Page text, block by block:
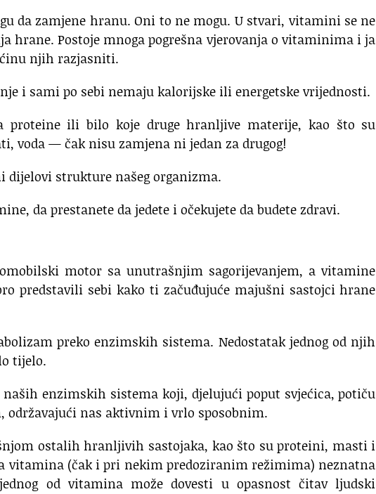
da zamjene hranu. Oni to ne mogu. U stvari, vitamini se ne
hrane. Postoje mnoga pogrešna vjerovanja o vitaminima i ja
njih razjasniti.
i sami po sebi nemaju kalorijske ili energetske vrijednosti.
proteine ili bilo koje druge hranljive materije, kao što su
voda — čak nisu zamjena ni jedan za drugog!
dijelovi strukture našeg organizma.
da prestanete da jedete i očekujete da budete zdravi.
motor sa unutrašnjim sagorijevanjem, a vitamine
predstavili sebi kako ti začuđujuće majušni sastojci hrane
preko enzimskih sistema. Nedostatak jednog od njih
tijelo.
enzimskih sistema koji, djelujući poput svjećica, potiču
održavajući nas aktivnim i vrlo sposobnim.
ostalih hranljivih sastojaka, kao što su proteini, masti i
vitamina (čak i pri nekim predoziranim režimima) neznatna
od vitamina može dovesti u opasnost čitav ljudski